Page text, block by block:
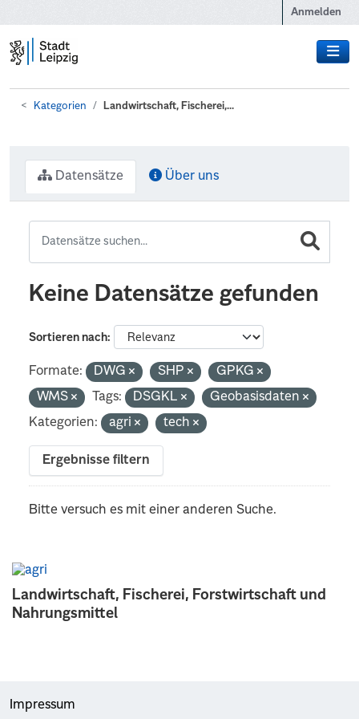
Anmelden
Kategorien Landwirtschaft, Fischerei,...
Landwirtschaft, Fischerei, Forstwirtschaft und
Nahrungsmittel
Datensätze Über uns
Keine Datensätze gefunden
Sortieren nach
Formate: DWG SHP
GPKG
WMS
Tags: DSGKL
Geobasisdaten
Kategorien:
agri tech
Ergebnisse filtern
Bitte versuch es mit einer anderen Suche.
Impressum